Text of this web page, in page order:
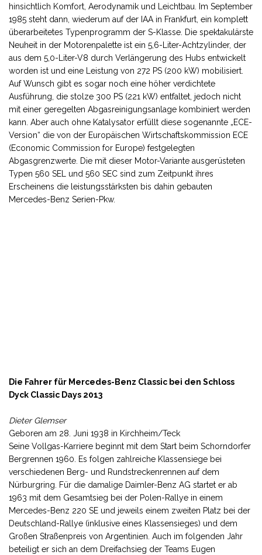
hinsichtlich Komfort, Aerodynamik und Leichtbau. Im September
1985 steht dann, wiederum auf der IAA in Frankfurt, ein komplett
überarbeitetes Typenprogramm der S-Klasse. Die spektakulärste
Neuheit in der Motorenpalette ist ein 5,6-Liter-Achtzylinder, der
aus dem 5,0-Liter-V8 durch Verlängerung des Hubs entwickelt
worden ist und eine Leistung von 272 PS (200 kW) mobilisiert.
Auf Wunsch gibt es sogar noch eine höher verdichtete
Ausführung, die stolze 300 PS (221 kW) entfaltet, jedoch nicht
mit einer geregelten Abgasreinigungsanlage kombiniert werden
kann. Aber auch ohne Katalysator erfüllt diese sogenannte „ECE-
Version“ die von der Europäischen Wirtschaftskommission ECE
(Economic Commission for Europe) festgelegten
Abgasgrenzwerte. Die mit dieser Motor-Variante ausgerüsteten
Typen 560 SEL und 560 SEC sind zum Zeitpunkt ihres
Erscheinens die leistungsstärksten bis dahin gebauten
Mercedes-Benz Serien-Pkw.
Die Fahrer für Mercedes-Benz Classic bei den Schloss
Dyck Classic Days 2013
Dieter Glemser
Geboren am 28. Juni 1938 in Kirchheim/Teck
Seine Vollgas-Karriere beginnt mit dem Start beim Schorndorfer
Bergrennen 1960. Es folgen zahlreiche Klassensiege bei
verschiedenen Berg- und Rundstreckenrennen auf dem
Nürburgring. Für die damalige Daimler-Benz AG startet er ab
1963 mit dem Gesamtsieg bei der Polen-Rallye in einem
Mercedes-Benz 220 SE und jeweils einem zweiten Platz bei der
Deutschland-Rallye (inklusive eines Klassensieges) und dem
Großen Straßenpreis von Argentinien. Auch im folgenden Jahr
beteiligt er sich an dem Dreifachsieg der Teams Eugen